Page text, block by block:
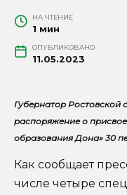
НА ЧТЕНИЕ
1 мин
ОПУБЛИКОВАНО
11.05.2023
Губернатор Ростовской
распоряжение о
образования Дона» 30
Как сообщает
числе четыре